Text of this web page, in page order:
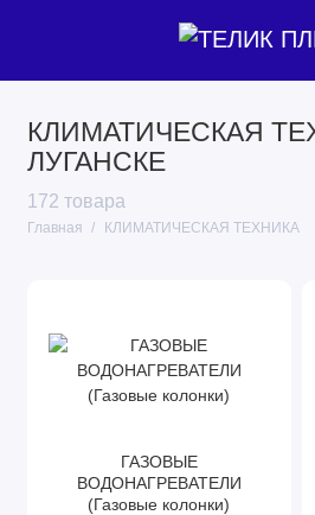
КЛИМАТИЧЕСКАЯ
ЛУГАНСКЕ
172 товара
Главная КЛИМАТИЧЕСКАЯ ТЕХНИКА
ГАЗОВЫЕ ВОДОНАГРЕВАТЕЛИ
колонки)
КОНДИЦИОНЕРЫ
ГАЗОВЫЕ
ВОДОНАГРЕВАТЕЛИ
(Газовые колонки)